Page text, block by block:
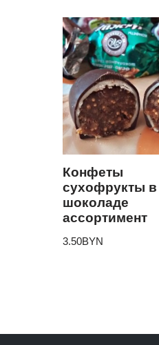
Конфеты
сухофрукты в
шоколаде
ассортимент
3.50BYN